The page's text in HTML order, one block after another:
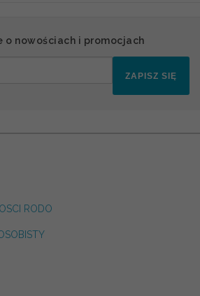
o nowościach i promocjach
ZAPISZ SIĘ
RODO